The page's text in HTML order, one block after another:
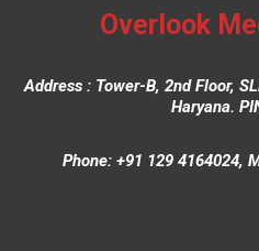
Overlook
Address : Tower-B, 2nd Floor,
Haryana.
Phone: +91 129 4164024,